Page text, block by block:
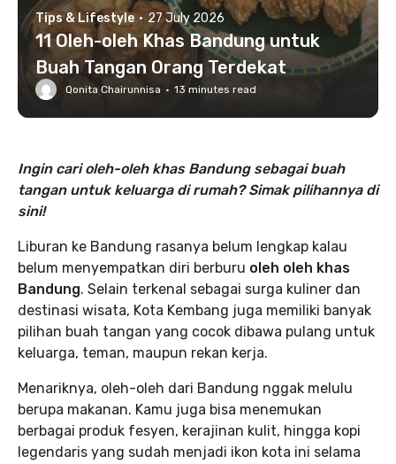
Tips & Lifestyle · 27 July 2026
11 Oleh-oleh Khas Bandung untuk
Buah Tangan Orang Terdekat
Qonita Chairunnisa · 13 minutes read
Ingin cari oleh-oleh khas Bandung sebagai buah
tangan untuk keluarga di rumah? Simak pilihannya di
sini!
Liburan ke Bandung rasanya belum lengkap kalau
belum menyempatkan diri berburu oleh oleh khas
Bandung. Selain terkenal sebagai surga kuliner dan
destinasi wisata, Kota Kembang juga memiliki banyak
pilihan buah tangan yang cocok dibawa pulang untuk
keluarga, teman, maupun rekan kerja.
Menariknya, oleh-oleh dari Bandung nggak melulu
berupa makanan. Kamu juga bisa menemukan
berbagai produk fesyen, kerajinan kulit, hingga kopi
legendaris yang sudah menjadi ikon kota ini selama